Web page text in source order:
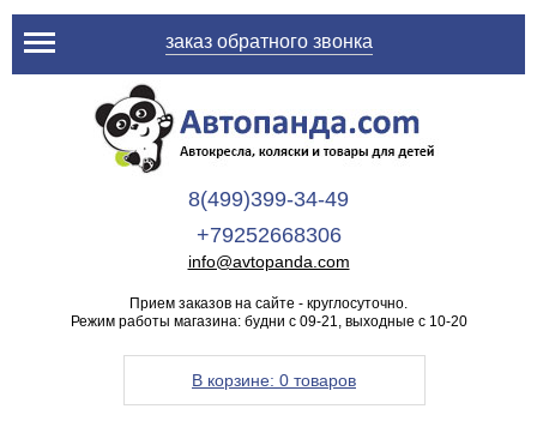
заказ обратного звонка
8(499)399-34-49
+79252668306
info@avtopanda.com
Прием заказов на сайте - круглосуточно.
Режим работы магазина: будни с 09-21, выходные с 10-20
В корзине: 0 товаров